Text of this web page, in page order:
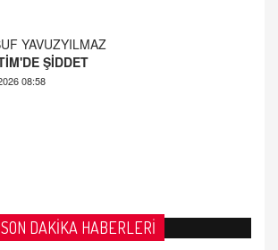
SON DAKİKA HABERLERİ